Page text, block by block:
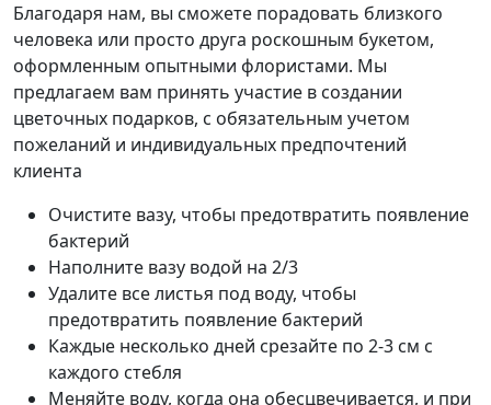
Благодаря нам, вы сможете порадовать близкого
человека или просто друга роскошным букетом,
оформленным опытными флористами. Мы
предлагаем вам принять участие в создании
цветочных подарков, с обязательным учетом
пожеланий и индивидуальных предпочтений
клиента
Очистите вазу, чтобы предотвратить появление
бактерий
Наполните вазу водой на 2/3
Удалите все листья под воду, чтобы
предотвратить появление бактерий
Каждые несколько дней срезайте по 2-3 см с
каждого стебля
Меняйте воду, когда она обесцвечивается, и при